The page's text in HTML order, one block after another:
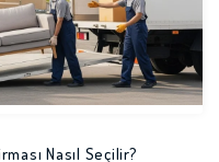
Nasıl Seçilir?